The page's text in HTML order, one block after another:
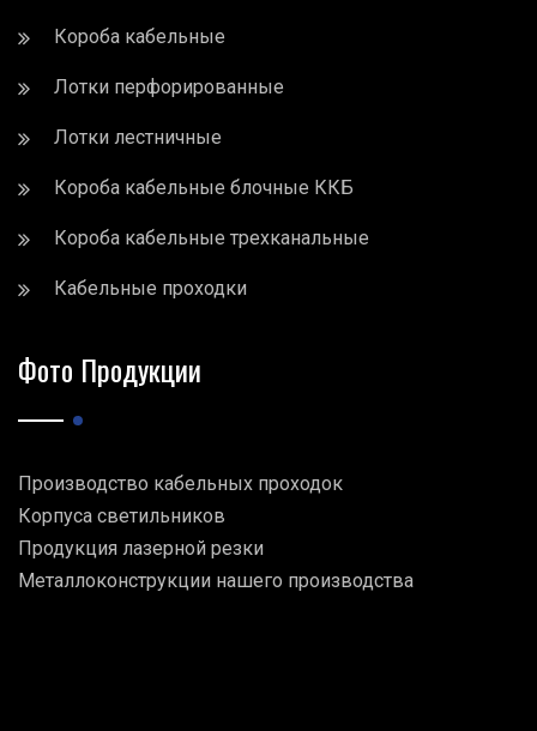
Короба кабельные
Лотки перфорированные
Лотки лестничные
Короба кабельные блочные ККБ
Короба кабельные трехканальные
Кабельные проходки
Фото Продукции
Производство кабельных проходок
Корпуса светильников
Продукция лазерной резки
Металлоконструкции нашего производства